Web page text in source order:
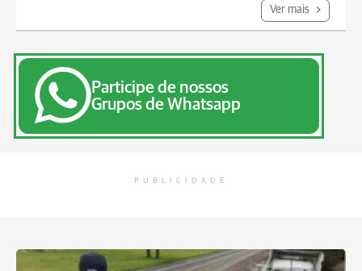
Ver mais
Participe de nossos
Grupos de Whatsapp
PUBLICIDADE